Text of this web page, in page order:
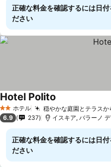
正確な料金を確認するには日付
ださい
2 ホテルのランク
ホテル 穏やかな庭園とテラスか
Hotel Polito
6.9 237 イスキア, バラーノ
正確な料金を確認するには日付
ださい